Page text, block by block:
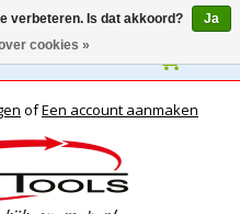
ofEen account aanmaken
verbeteren. Is dat akkoord?
Ja
cookies »